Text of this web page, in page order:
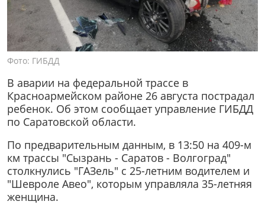
Фото: ГИБДД
В аварии на федеральной трассе в
Красноармейском районе 26 августа пострадал
ребенок. Об этом сообщает управление ГИБДД
по Саратовской области.
По предварительным данным, в 13:50 на 409-м
км трассы "Сызрань - Саратов - Волгоград"
столкнулись "ГАЗель" с 25-летним водителем и
"Шевроле Авео", которым управляла 35-летняя
женщина.